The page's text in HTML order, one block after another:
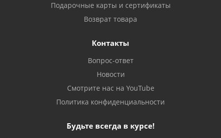
Подарочные карты и сертификаты
Возврат товара
Контакты
Вопрос-ответ
Новости
Смотрите нас на YouTube
Политика конфиденциальности
Будьте всегда в курсе!